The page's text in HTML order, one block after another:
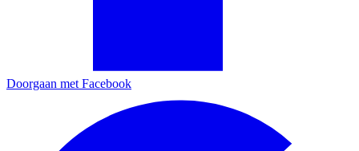
Doorgaan met Facebook